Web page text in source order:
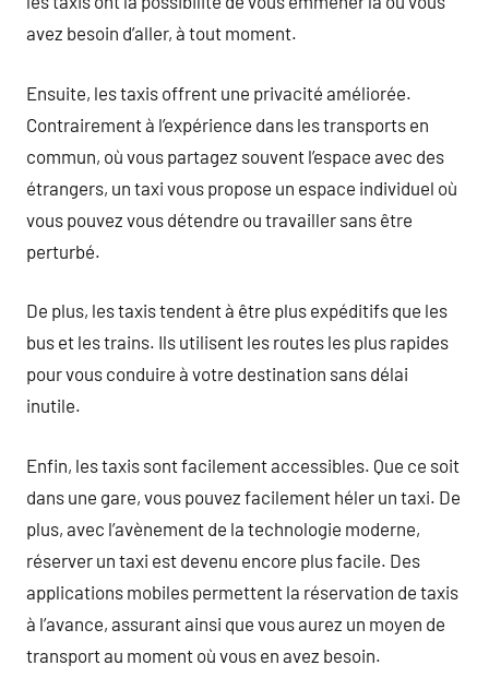
avez besoin d’aller, à tout moment.
Ensuite, les taxis offrent une privacité améliorée.
Contrairement à l’expérience dans les transports en
commun, où vous partagez souvent l’espace avec des
étrangers, un taxi vous propose un espace individuel où
vous pouvez vous détendre ou travailler sans être
perturbé.
De plus, les taxis tendent à être plus expéditifs que les
bus et les trains. Ils utilisent les routes les plus rapides
pour vous conduire à votre destination sans délai
inutile.
Enfin, les taxis sont facilement accessibles. Que ce soit
dans une gare, vous pouvez facilement héler un taxi. De
plus, avec l’avènement de la technologie moderne,
réserver un taxi est devenu encore plus facile. Des
applications mobiles permettent la réservation de taxis
à l’avance, assurant ainsi que vous aurez un moyen de
transport au moment où vous en avez besoin.